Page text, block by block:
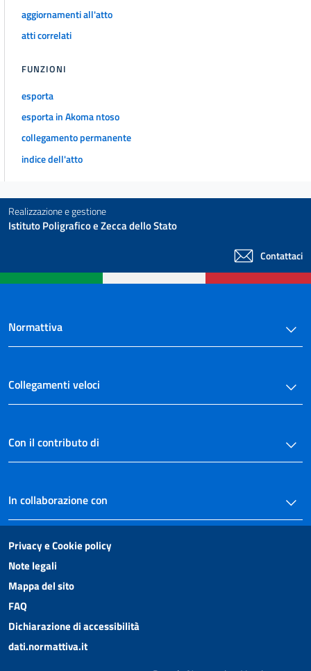
aggiornamenti all'atto
atti correlati
FUNZIONI
esporta
esporta in Akoma ntoso
collegamento permanente
indice dell'atto
Realizzazione e gestione
Istituto Poligrafico e Zecca dello Stato
Contattaci
Normattiva
Collegamenti veloci
Con il contributo di
In collaborazione con
Privacy e Cookie policy
Note legali
Mappa del sito
FAQ
Dichiarazione di accessibilità
dati.normattiva.it